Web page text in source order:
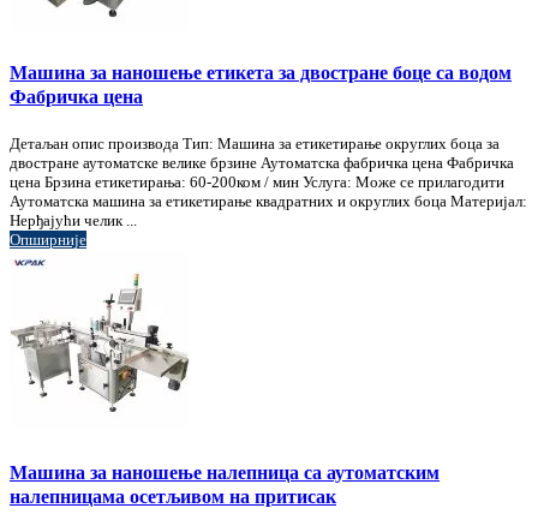
Машина за наношење етикета за двостране боце са водом
Фабричка цена
Детаљан опис производа Тип: Машина за етикетирање округлих боца за
двостране аутоматске велике брзине Аутоматска фабричка цена Фабричка
цена Брзина етикетирања: 60-200ком / мин Услуга: Може се прилагодити
Аутоматска машина за етикетирање квадратних и округлих боца Материјал:
Нерђајући челик ...
Опширније
Машина за наношење налепница са аутоматским
налепницама осетљивом на притисак